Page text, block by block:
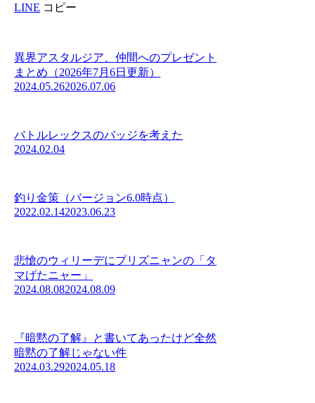
LINE コピー
異界アスタルジア、仲間へのプレゼント
まとめ（2026年7月6日更新）
2024.05.262026.07.06
バトルレックスのバッジを考えた
2024.02.04
釣り金策（バージョン6.0時点）
2022.02.142023.06.23
悲愴のウィリーデにプリズニャンの「タ
マげたニャー」
2024.08.082024.08.09
『暗黙の了解』と書いてあったけど全然
暗黙の了解じゃない件
2024.03.292024.05.18